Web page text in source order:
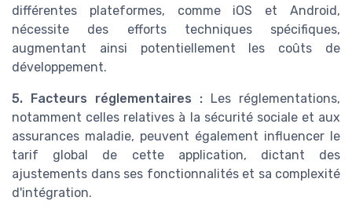
différentes plateformes, comme iOS et Android,
nécessite des efforts techniques spécifiques,
augmentant ainsi potentiellement les coûts de
développement.
5. Facteurs réglementaires : Les réglementations,
notamment celles relatives à la sécurité sociale et aux
assurances maladie, peuvent également influencer le
tarif global de cette application, dictant des
ajustements dans ses fonctionnalités et sa complexité
d'intégration.